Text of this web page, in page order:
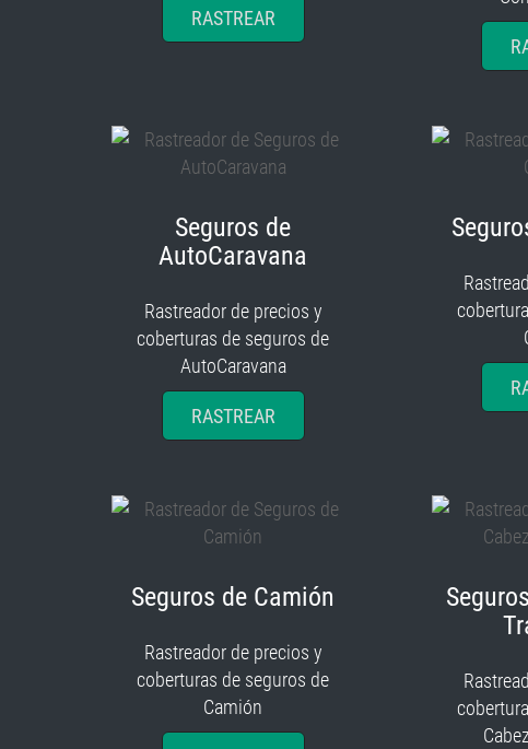
RASTREAR
Seguros de
AutoCaravana
Rastreador de precios y
coberturas de seguros de
AutoCaravana
RASTREAR
Seguros de Camión
Rastreador de precios y
coberturas de seguros de
Camión